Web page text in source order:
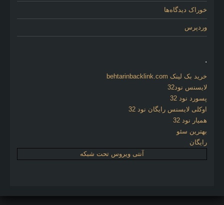
خوراک دیدگاه‌ها
وردپرس
.
خرید بک لینک behtarinbacklink.com
لایسنس نود32
پسورد نود 32
اوکلی لایسنس رایگان نود 32
همیار نود 32
بهترین سئو
رایگان
آنتی ویروس تحت شبکه